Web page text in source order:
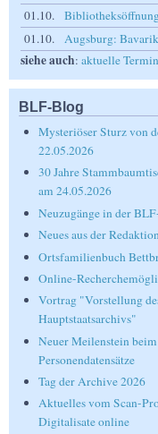
01.10.
01.10.
Augsburg:
siehe auch: aktuelle
BLF-Blog
Mysteriöser Sturz von
22.05.2026
30 Jahre
am 24.05.2026
Neuzugänge in der
Neues aus der
Ortsfamilienbuch
Online-
Vortrag "Vorstellung
Hauptstaatsarchivs"
Neuer Meilenstein
Personendatensätze
Tag der Archive 2026
Aktuelles vom Scan-
Digitalisate online